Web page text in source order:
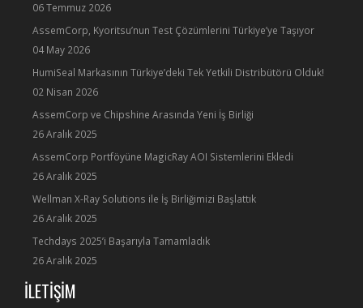
06 Temmuz 2026
AssemCorp, Kyoritsu’nun Test Çözümlerini Türkiye’ye Taşıyor
04 May 2026
HumiSeal Markasının Türkiye’deki Tek Yetkili Distribütörü Olduk!
02 Nisan 2026
AssemCorp ve Chipshine Arasında Yeni İş Birliği
26 Aralık 2025
AssemCorp Portföyüne MagicRay AOI Sistemlerini Ekledi
26 Aralık 2025
Wellman X-Ray Solutions ile İş Birliğimizi Başlattık
26 Aralık 2025
Techdays 2025’i Başarıyla Tamamladık
26 Aralık 2025
İLETİŞİM